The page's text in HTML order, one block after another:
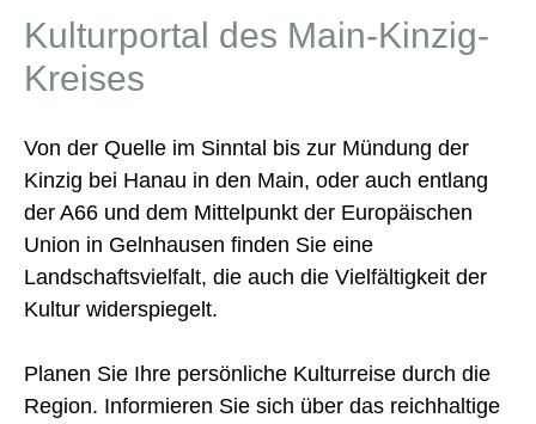
Kulturportal des Main-Kinzig-
Kreises
Von der Quelle im Sinntal bis zur Mündung der
Kinzig bei Hanau in den Main, oder auch entlang
der A66 und dem Mittelpunkt der Europäischen
Union in Gelnhausen finden Sie eine
Landschaftsvielfalt, die auch die Vielfältigkeit der
Kultur widerspiegelt.
Planen Sie Ihre persönliche Kulturreise durch die
Region. Informieren Sie sich über das reichhaltige